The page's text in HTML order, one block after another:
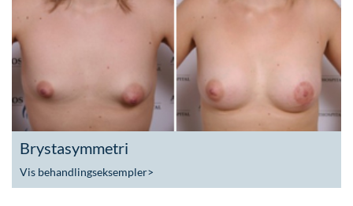
Brystasymmetri
Vis behandlingseksempler>